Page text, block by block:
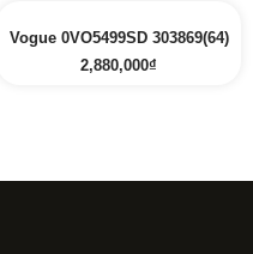
Vogue 0VO5499SD 303869(64)
2,880,000₫